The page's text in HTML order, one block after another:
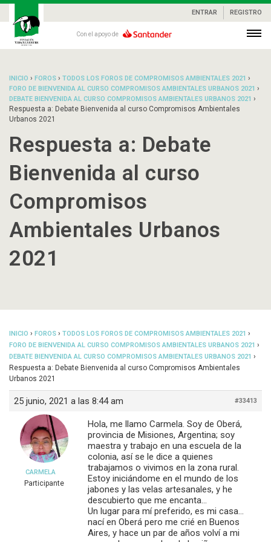
ENTRAR REGISTRO
Con el apoyo de
INICIO › FOROS › TODOS LOS FOROS DE COMPROMISOS AMBIENTALES 2021 ›
FORO DE BIENVENIDA AL CURSO COMPROMISOS AMBIENTALES URBANOS 2021 ›
DEBATE BIENVENIDA AL CURSO COMPROMISOS AMBIENTALES URBANOS 2021 ›
Respuesta a: Debate Bienvenida al curso Compromisos Ambientales
Urbanos 2021
Respuesta a: Debate
Bienvenida al curso
Compromisos
Ambientales Urbanos
2021
INICIO › FOROS › TODOS LOS FOROS DE COMPROMISOS AMBIENTALES 2021 ›
FORO DE BIENVENIDA AL CURSO COMPROMISOS AMBIENTALES URBANOS 2021 ›
DEBATE BIENVENIDA AL CURSO COMPROMISOS AMBIENTALES URBANOS 2021 ›
Respuesta a: Debate Bienvenida al curso Compromisos Ambientales
Urbanos 2021
25 junio, 2021 a las 8:44 am #33413
CARMELA
Participante
Hola, me llamo Carmela. Soy de Oberá,
provincia de Misiones, Argentina; soy
maestra y trabajo en una escuela de la
colonia, así se le dice a quienes
trabajamos o vivimos en la zona rural.
Estoy iniciándome en el mundo de los
jabones y las velas artesanales, y he
descubierto que me encanta…
Un lugar para mí preferido, es mi casa…
nací en Oberá pero me crié en Buenos
Aires, y hace un par de años volví a mi